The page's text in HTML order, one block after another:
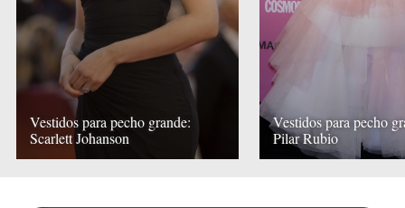
Vestidos para pecho grande:
Scarlett Johanson
Vestidos para pecho
Pilar Rubio